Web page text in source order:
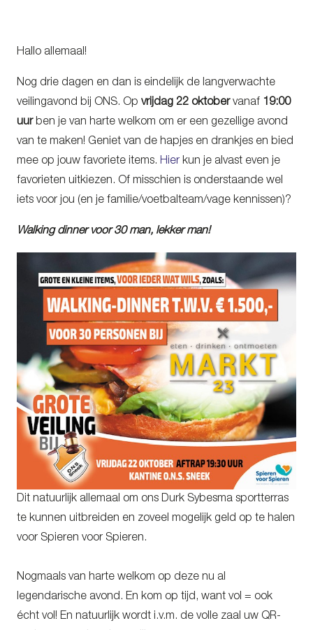
Hallo allemaal!
Nog drie dagen en dan is eindelijk de langverwachte
veilingavond bij ONS. Op vrijdag 22 oktobervanaf 19:00
uur ben je van harte welkom om er een gezellige avond
van te maken! Geniet van de hapjes en drankjes en bied
mee op jouw favoriete items. Hier kun je alvast even je
favorieten uitkiezen. Of misschien is onderstaande wel
iets voor jou (en je familie/voetbalteam/vage kennissen)?
Walking dinner voor 30 man, lekker man!
Dit natuurlijk allemaal om ons Durk Sybesma sportterras
te kunnen uitbreiden en zoveel mogelijk geld op te halen
voor Spieren voor Spieren.
Nogmaals van harte welkom op deze nu al
legendarische avond. En kom op tijd, want vol = ook
écht vol! En natuurlijk wordt i.v.m. de volle zaal uw QR-